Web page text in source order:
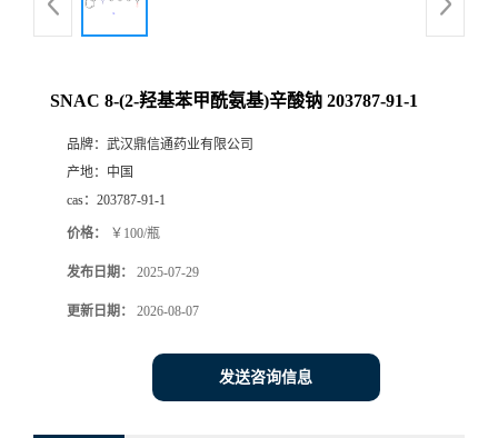
SNAC 8-(2-羟基苯甲酰氨基)辛酸钠 203787-91-1
品牌： 武汉鼎信通药业有限公司
产地： 中国
cas： 203787-91-1
价格： ￥100/瓶
发布日期： 2025-07-29
更新日期： 2026-08-07
发送咨询信息